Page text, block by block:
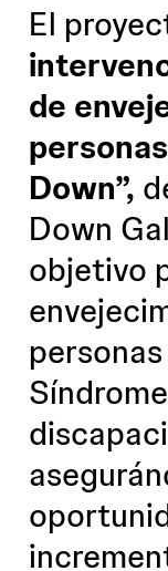
El
de
Down”,
Down
objetivo